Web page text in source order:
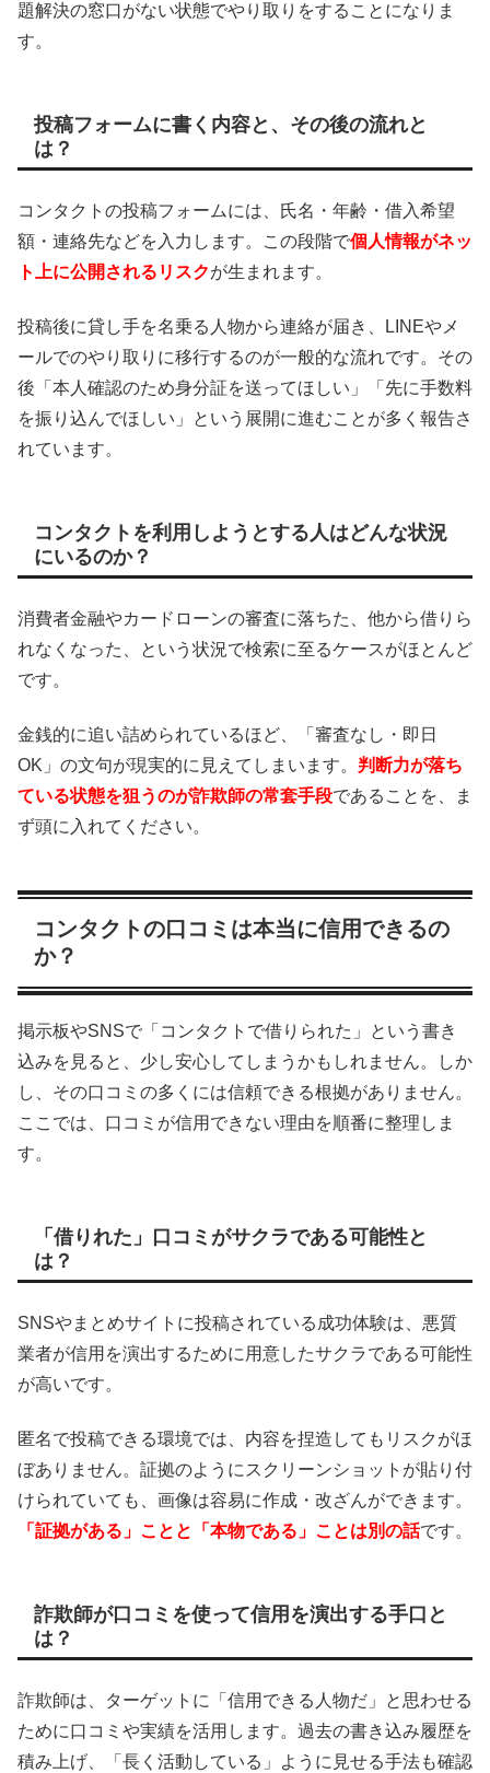
題解決の窓口がない状態でやり取りをすることになりま
す。
投稿フォームに書く内容と、その後の流れと
は？
コンタクトの投稿フォームには、氏名・年齢・借入希望
額・連絡先などを入力します。この段階で個人情報がネッ
ト上に公開されるリスクが生まれます。
投稿後に貸し手を名乗る人物から連絡が届き、LINEやメ
ールでのやり取りに移行するのが一般的な流れです。その
後「本人確認のため身分証を送ってほしい」「先に手数料
を振り込んでほしい」という展開に進むことが多く報告さ
れています。
コンタクトを利用しようとする人はどんな状況
にいるのか？
消費者金融やカードローンの審査に落ちた、他から借りら
れなくなった、という状況で検索に至るケースがほとんど
です。
金銭的に追い詰められているほど、「審査なし・即日
OK」の文句が現実的に見えてしまいます。 判断力が落ち
ている状態を狙うのが詐欺師の常套手段であることを、ま
ず頭に入れてください。
コンタクトの口コミは本当に信用できるの
か？
掲示板やSNSで「コンタクトで借りられた」という書き
込みを見ると、少し安心してしまうかもしれません。しか
し、その口コミの多くには信頼できる根拠がありません。
ここでは、口コミが信用できない理由を順番に整理しま
す。
「借りれた」口コミがサクラである可能性と
は？
SNSやまとめサイトに投稿されている成功体験は、悪質
業者が信用を演出するために用意したサクラである可能性
が高いです。
匿名で投稿できる環境では、内容を捏造してもリスクがほ
ぼありません。証拠のようにスクリーンショットが貼り付
けられていても、画像は容易に作成・改ざんができます。
「証拠がある」ことと「本物である」ことは別の話です。
詐欺師が口コミを使って信用を演出する手口と
は？
詐欺師は、ターゲットに「信用できる人物だ」と思わせる
ために口コミや実績を活用します。過去の書き込み履歴を
積み上げ、「長く活動している」ように見せる手法も確認